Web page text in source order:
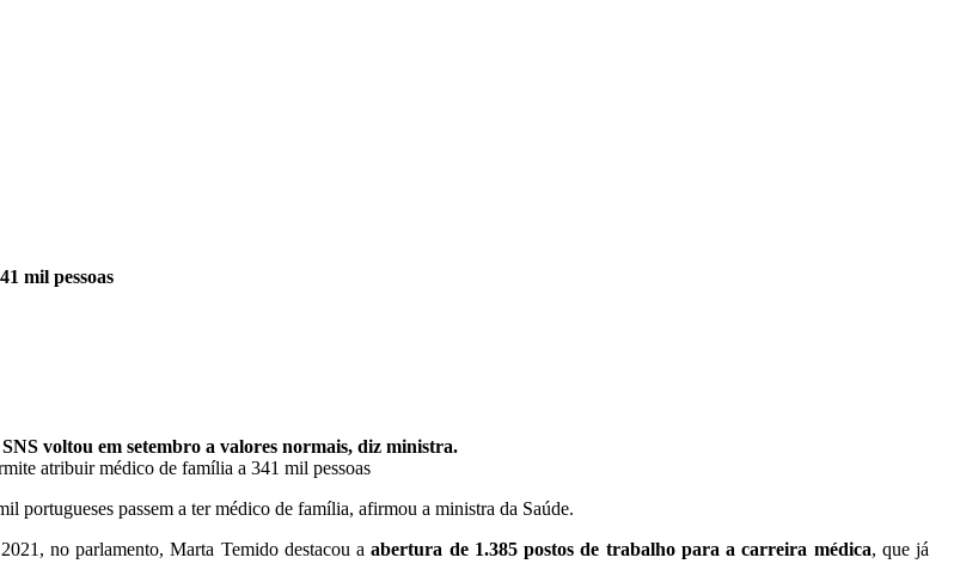
mil pessoas
voltou em setembro a valores normais, diz ministra.
portugueses passem a ter médico de família, afirmou a ministra da Saúde.
no parlamento, Marta Temido destacou aabertura de 1.385 postos de trabalho para a carreira médica, que já